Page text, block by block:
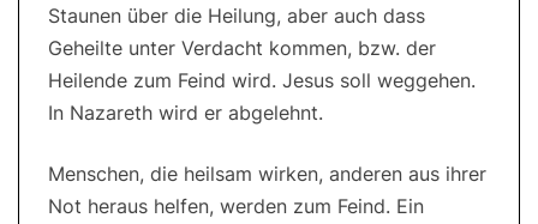
Staunen über die Heilung, aber auch dass
Geheilte unter Verdacht kommen, bzw. der
Heilende zum Feind wird. Jesus soll weggehen.
In Nazareth wird er abgelehnt.
Menschen, die heilsam wirken, anderen aus ihrer
Not heraus helfen, werden zum Feind. Ein